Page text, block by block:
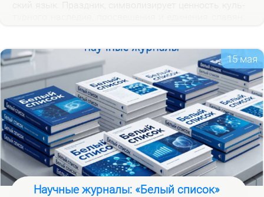
ской на­род­но­сти.
15 мая
Научные журналы: «Белый список»